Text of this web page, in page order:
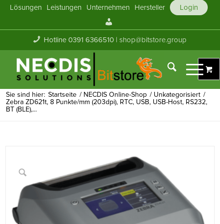
Lösungen Leistungen Unternehmen Hersteller
Login
Konto
Hotline 0391 6366510 |shop@bitstore.group
Sie sind hier: Startseite / NECDIS Online-Shop / Unkategorisiert /
Zebra ZD621t, 8 Punkte/mm (203dpi), RTC, USB, USB-Host, RS232,
BT (BLE),...